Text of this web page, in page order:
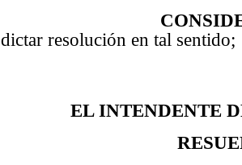
dictar resolución en tal sentido;
EL INTENDENTE